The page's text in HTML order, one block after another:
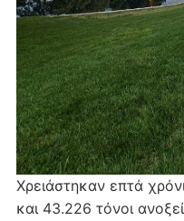
Χρειάστηκαν επτά
και 43.226 τόνοι